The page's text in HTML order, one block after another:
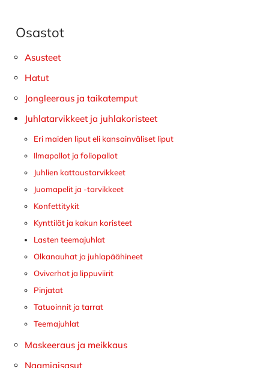
Ensisijainen
sivupalkki
Osastot
Asusteet
Hatut
Jongleeraus ja taikatemput
Juhlatarvikkeet ja juhlakoristeet
Eri maiden liput eli kansainväliset liput
Ilmapallot ja foliopallot
Juhlien kattaustarvikkeet
Juomapelit ja -tarvikkeet
Konfettitykit
Kynttilät ja kakun koristeet
Lasten teemajuhlat
Olkanauhat ja juhlapäähineet
Oviverhot ja lippuviirit
Pinjatat
Tatuoinnit ja tarrat
Teemajuhlat
Maskeeraus ja meikkaus
Naamiaisasut